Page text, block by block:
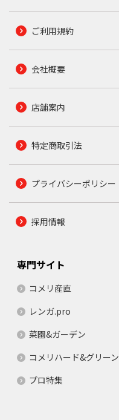
ご利用規約
会社概要
店舗案内
特定商取引法
プライバシーポリシー
採用情報
専門サイト
コメリ産直
レンガ.pro
菜園&ガーデン
コメリハード&グリーン
プロ特集